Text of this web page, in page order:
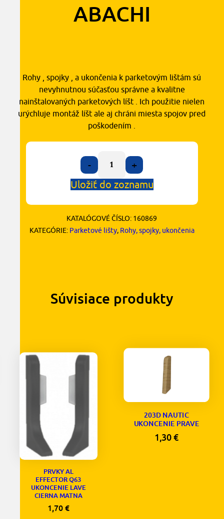
ABACHI
Rohy , spojky , a ukončenia k parketovým lištám sú
nevyhnutnou súčasťou správne a kvalitne
nainštalovaných parketových líšt . Ich použitie nielen
urýchluje montáž líšt ale aj chráni miesta spojov pred
poškodením .
-
+
Uložiť do zoznamu
KATALÓGOVÉ ČÍSLO: 160869
KATEGÓRIE: Parketové lišty, Rohy, spojky, ukončenia
Súvisiace produkty
PRVKY AL
EFFECTOR Q63
UKONCENIE LAVE
CIERNA MATNA
1,70 €
203D NAUTIC
UKONCENIE PRAVE
1,30€